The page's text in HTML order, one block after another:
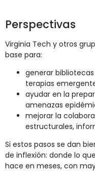
Perspectivas
Virginia Tech y otros
base para:
generar
terapias
ayudar en la
amenazas
mejorar la
estructurales,
Si estos pasos se dan
de inflexión: donde lo
hace en meses, con